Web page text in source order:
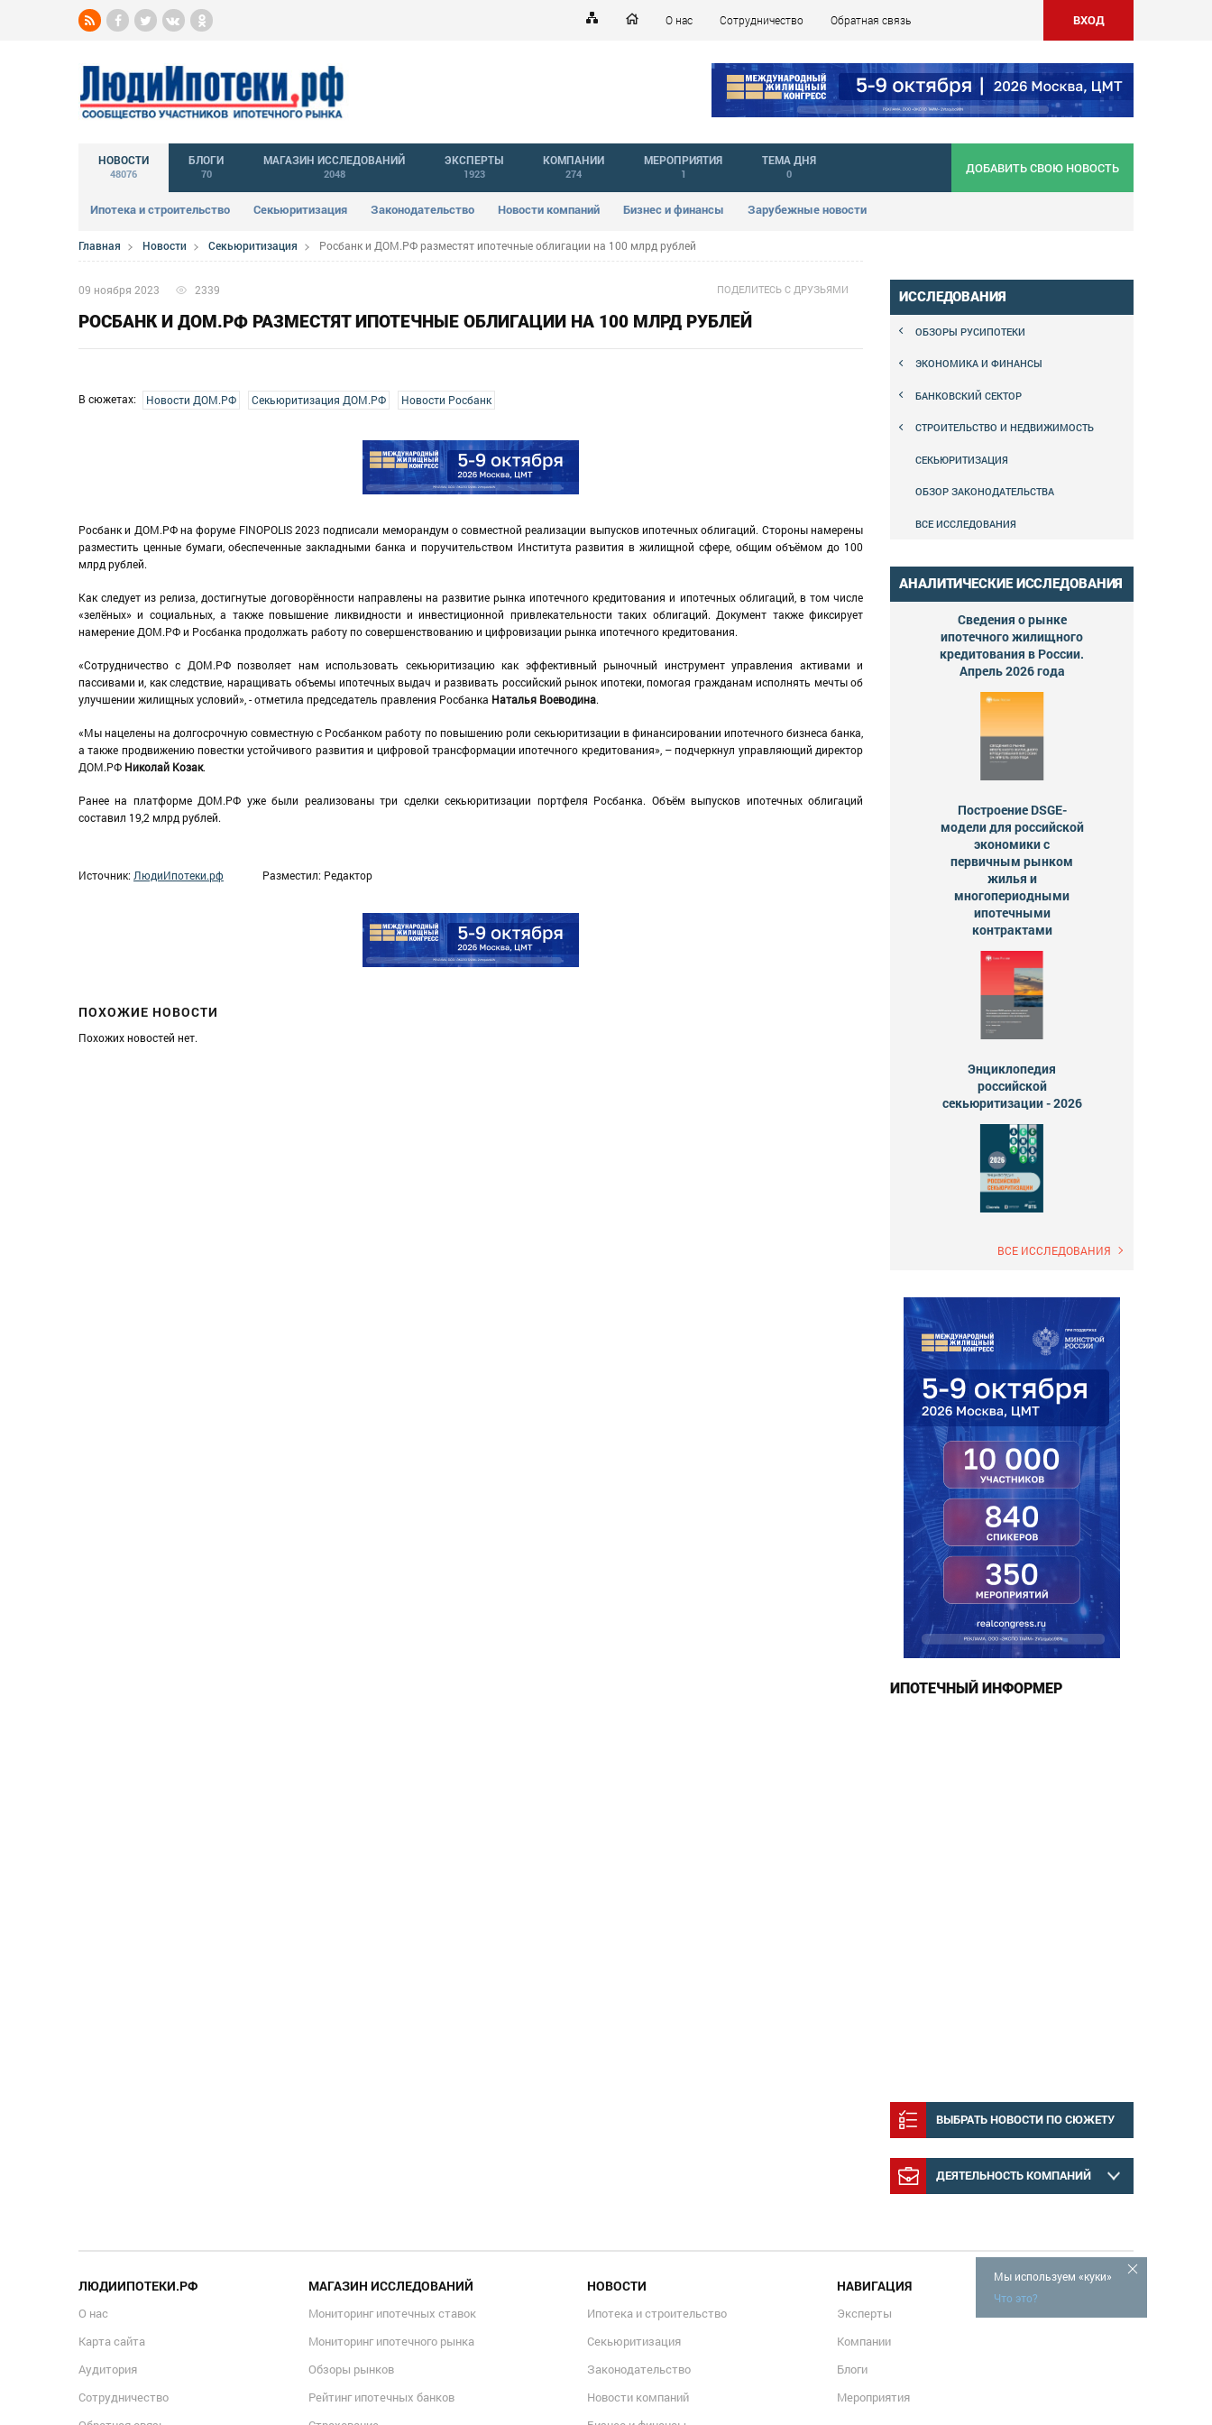
О нас Сотрудничество Обратная связь ВХОД
НОВОСТИ
48076
Ипотека и строительство Секьюритизация Законодательство Новости компаний Бизнес и финансы Зарубежные новости
БЛОГИ
70
МАГАЗИН ИССЛЕДОВАНИЙ
2048
ЭКСПЕРТЫ
1923
КОМПАНИИ
274
МЕРОПРИЯТИЯ
1
ТЕМА ДНЯ
0 ДОБАВИТЬ СВОЮ НОВОСТЬ
Главная Новости Секьюритизация Росбанк и ДОМ.РФ разместят ипотечные облигации на 100 млрд рублей
09 ноября 2023 2339 ПОДЕЛИТЕСЬ С ДРУЗЬЯМИ
РОСБАНК И ДОМ.РФ РАЗМЕСТЯТ ИПОТЕЧНЫЕ ОБЛИГАЦИИ НА 100 МЛРД РУБЛЕЙ
В сюжетах: Новости ДОМ.РФ Секьюритизация ДОМ.РФ Новости Росбанк
Росбанк и ДОМ.РФ на форуме FINOPOLIS 2023 подписали меморандум о совместной реализации выпусков ипотечных облигаций. Стороны намерены
разместить ценные бумаги, обеспеченные закладными банка и поручительством Института развития в жилищной сфере, общим объёмом до 100
млрд рублей.
Как следует из релиза, достигнутые договорённости направлены на развитие рынка ипотечного кредитования и ипотечных облигаций, в том числе
«зелёных» и социальных, а также повышение ликвидности и инвестиционной привлекательности таких облигаций. Документ также фиксирует
намерение ДОМ.РФ и Росбанка продолжать работу по совершенствованию и цифровизации рынка ипотечного кредитования.
«Сотрудничество с ДОМ.РФ позволяет нам использовать секьюритизацию как эффективный рыночный инструмент управления активами и
пассивами и, как следствие, наращивать объемы ипотечных выдач и развивать российский рынок ипотеки, помогая гражданам исполнять мечты об
улучшении жилищных условий», - отметила председатель правления Росбанка Наталья Воеводина.
«Мы нацелены на долгосрочную совместную с Росбанком работу по повышению роли секьюритизации в финансировании ипотечного бизнеса банка,
а также продвижению повестки устойчивого развития и цифровой трансформации ипотечного кредитования», – подчеркнул управляющий директор
ДОМ.РФ Николай Козак.
Ранее на платформе ДОМ.РФ уже были реализованы три сделки секьюритизации портфеля Росбанка. Объём выпусков ипотечных облигаций
составил 19,2 млрд рублей.
Источник: ЛюдиИпотеки.рф Разместил: Редактор
ПОХОЖИЕ НОВОСТИ
Похожих новостей нет.
ИССЛЕДОВАНИЯ
ОБЗОРЫ РУСИПОТЕКИ
ЭКОНОМИКА И ФИНАНСЫ
БАНКОВСКИЙ СЕКТОР
СТРОИТЕЛЬСТВО И НЕДВИЖИМОСТЬ
СЕКЬЮРИТИЗАЦИЯ
ОБЗОР ЗАКОНОДАТЕЛЬСТВА
ВСЕ ИССЛЕДОВАНИЯ
АНАЛИТИЧЕСКИЕ ИССЛЕДОВАНИЯ
Сведения о рынке
ипотечного жилищного
кредитования в России.
Апрель 2026 года
Построение DSGE-
модели для российской
экономики с
первичным рынком
жилья и
многопериодными
ипотечными
контрактами
Энциклопедия
российской
секьюритизации - 2026
ВСЕ ИССЛЕДОВАНИЯ
ИПОТЕЧНЫЙ ИНФОРМЕР
ВЫБРАТЬ НОВОСТИ ПО СЮЖЕТУ
ДЕЯТЕЛЬНОСТЬ КОМПАНИЙ
Мы используем «куки»
Что это?
ЛЮДИИПОТЕКИ.РФ
О нас
Карта сайта
Аудитория
Сотрудничество
МАГАЗИН ИССЛЕДОВАНИЙ
Мониторинг ипотечных ставок
Мониторинг ипотечного рынка
Обзоры рынков
Рейтинг ипотечных банков
НОВОСТИ
Ипотека и строительство
Секьюритизация
Законодательство
Новости компаний
НАВИГАЦИЯ
Эксперты
Компании
Блоги
Мероприятия